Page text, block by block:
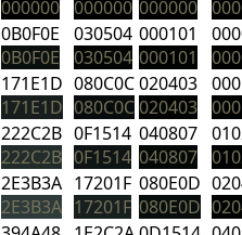
000000
000000 000000
0B0F0E
0B0F0E
030504
030504
000101
000101
171E1D
171E1D
080C0C
080C0C
020403
020403
222C2B
222C2B
0F1514
0F1514
040807
040807
2E3B3A
2E3B3A
17201F
17201F
080E0D
080E0D